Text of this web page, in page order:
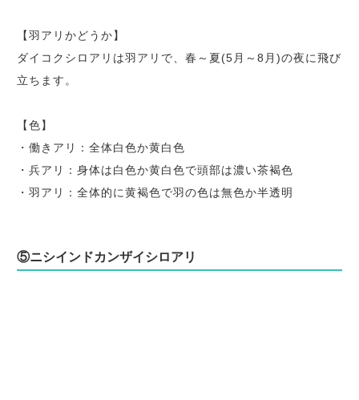
【羽アリかどうか】
ダイコクシロアリは羽アリで、春～夏(5月～8月)の夜に飛び
立ちます。
【色】
・働きアリ：全体白色か黄白色
・兵アリ：身体は白色か黄白色で頭部は濃い茶褐色
・羽アリ：全体的に黄褐色で羽の色は無色か半透明
⑤ニシインドカンザイシロアリ